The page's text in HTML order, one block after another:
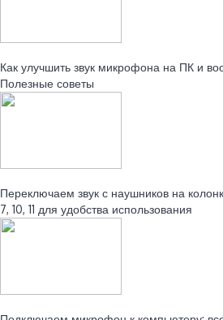
Как улучшить звук микрофона на ПК и
Полезные советы
Переключаем звук с наушников на
7, 10, 11 для удобства использования